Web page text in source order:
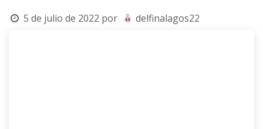
5 de julio de 2022 por delfinalagos22